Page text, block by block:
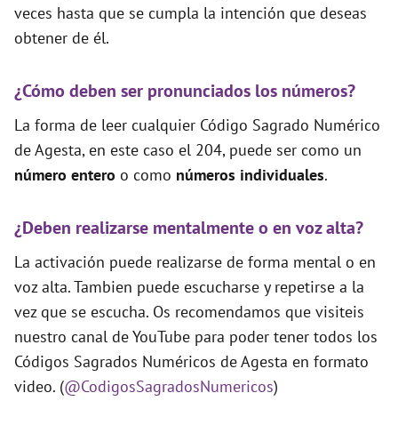
veces hasta que se cumpla la intención que deseas
obtener de él.
¿Cómo deben ser pronunciados los números?
La forma de leer cualquier Código Sagrado Numérico
de Agesta, en este caso el 204, puede ser como un
número entero o como números individuales.
¿Deben realizarse mentalmente o en voz alta?
La activación puede realizarse de forma mental o en
voz alta. Tambien puede escucharse y repetirse a la
vez que se escucha. Os recomendamos que visiteis
nuestro canal de YouTube para poder tener todos los
Códigos Sagrados Numéricos de Agesta en formato
video. (@CodigosSagradosNumericos)